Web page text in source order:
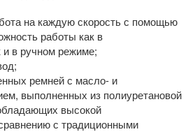
на каждую скорость с помощью
работы как в
и в ручном режиме;
ремней с масло- и
выполненных из полиуретановой
высокой
с традиционными